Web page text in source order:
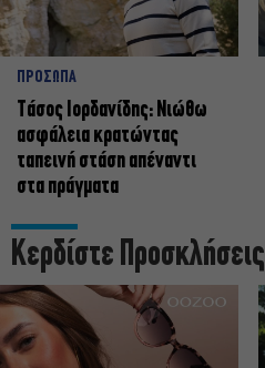
ΠΡΟΣΩΠΑ
Tάσος Ιορδανίδης: Νιώθω
ασφάλεια κρατώντας
ταπεινή στάση απέναντι
στα πράγματα
Κερδίστε Προσκλήσεις